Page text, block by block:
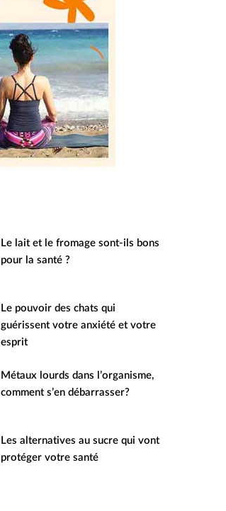
Le lait et le fromage sont-ils bons
pour la santé ?
Le pouvoir des chats qui
guérissent votre anxiété et votre
esprit
Métaux lourds dans l’organisme,
comment s’en débarrasser?
Les alternatives au sucre qui vont
protéger votre santé